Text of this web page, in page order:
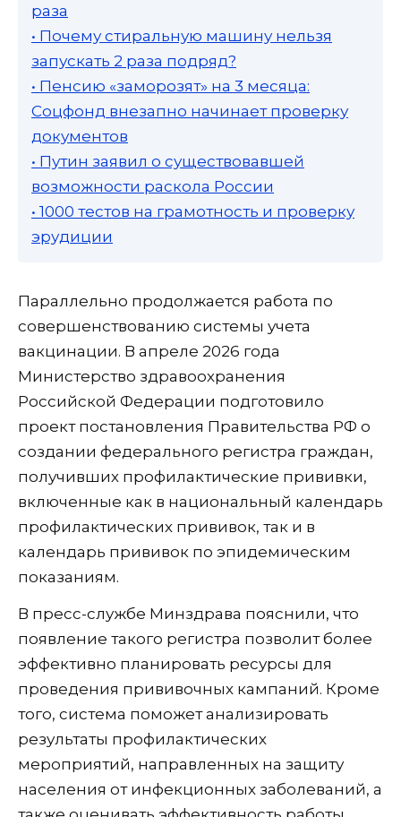
раза
• Почему стиральную машину нельзя
запускать 2 раза подряд?
• Пенсию «заморозят» на 3 месяца:
Соцфонд внезапно начинает проверку
документов
• Путин заявил о существовавшей
возможности раскола России
• 1000 тестов на грамотность и проверку
эрудиции
Параллельно продолжается работа по
совершенствованию системы учета
вакцинации. В апреле 2026 года
Министерство здравоохранения
Российской Федерации подготовило
проект постановления Правительства РФ о
создании федерального регистра граждан,
получивших профилактические прививки,
включенные как в национальный календарь
профилактических прививок, так и в
календарь прививок по эпидемическим
показаниям.
В пресс-службе Минздрава пояснили, что
появление такого регистра позволит более
эффективно планировать ресурсы для
проведения прививочных кампаний. Кроме
того, система поможет анализировать
результаты профилактических
мероприятий, направленных на защиту
населения от инфекционных заболеваний, а